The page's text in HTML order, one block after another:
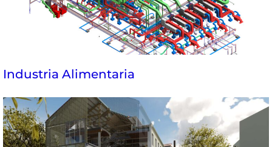
Industria Alimentaria